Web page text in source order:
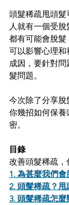
頭髮稀疏甩頭
人就有一個受
都有可能會脫
可以影響心理
成因，要針對
髮問題。
今次除了分享
你幾招如何保
密。
目錄
改善頭髮稀疏，
1. 為甚麼我們會
2. 頭髮稀疏？甩
3. 頭髮稀疏怎